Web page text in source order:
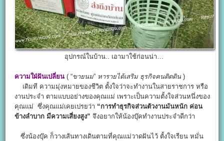
อุปกรณ์ในบ้าน.. เอามาใช้ก่อนน่า…
ความใฝ่ฝันเปลี่ยน ( “ขายนม” หารายได้เสริม ธุรกิจคนติดดิน )
เดิมที ความมุ่งหมายของชีวิต ตั้งใจว่าจะทำงานในสายราชการ หรือ
งานประจำ ตามแบบอย่างของคุณแม่ เพราะเป็นความตั้งใจส่วนหนึ่งของ
คุณแม่ ซึ่งคุณแม่เคยเปรยว่า “การทำธุรกิจส่วนตัวงานมันหนัก ค่อน
ข้างลำบาก มีความเสี่ยงสูง” จึงอยากให้น้องบุ๊คทำงานประจำดีกว่า
ซึ่งน้องบุ๊ค ก็วางเส้นทางเดินตามที่คุณแม่วาดฝันไว้ ตั้งใจเรียน หมั่น